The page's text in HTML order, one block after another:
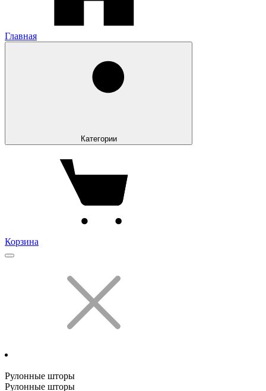
Главная
Категории
Корзина
Рулонные шторы
Рулонные шторы